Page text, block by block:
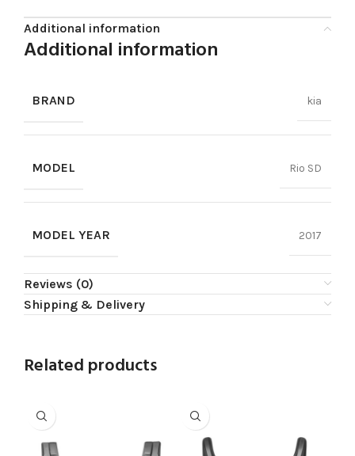
Additional information
Additional information
BRAND kia
MODEL Rio SD
MODEL YEAR 2017
Reviews (0)
Shipping & Delivery
Related products